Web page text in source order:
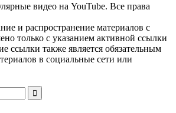
видео на YouTube. Все права
и распространение материалов с
только с указанием активной ссылки
ссылки также является обязательным
в социальные сети или